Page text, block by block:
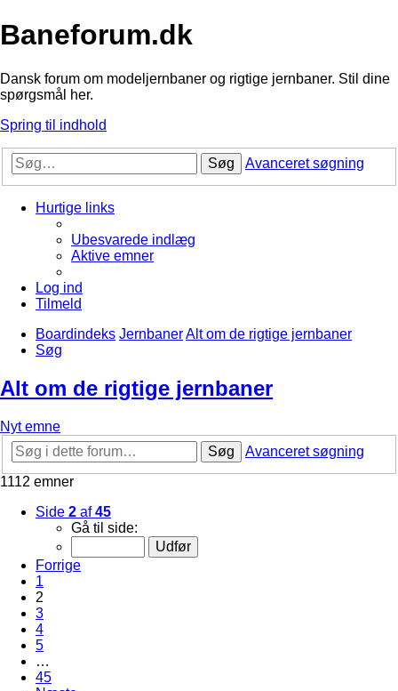
Baneforum.dk
Dansk forum om modeljernbaner og rigtige jernbaner. Stil dine
spørgsmål her.
Spring til indhold
Søg Avanceret søgning
Hurtige links
Ubesvarede indlæg
Aktive emner
Log ind
Tilmeld
Boardindeks JernbanerAlt om de rigtige jernbaner
Søg
Alt om de rigtige jernbaner
Nyt emne
Søg
Avanceret søgning
1112 emner
Side 2 af45
Gå til side:
Forrige
1
2
3
4
5
…
45